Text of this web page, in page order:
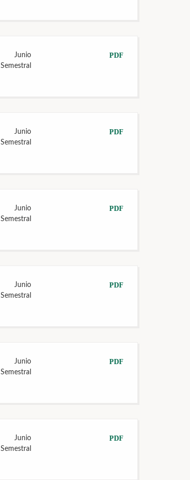
Junio
Semestral
PDF
Junio
Semestral
PDF
Junio
Semestral
PDF
Junio
Semestral
PDF
Junio
Semestral
PDF
Junio
Semestral
PDF